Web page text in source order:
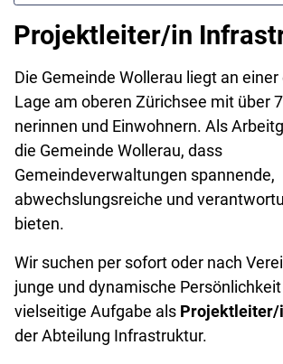
Projektleiter/in
Die Gemeinde Wollerau liegt an
Lage am oberen Zürichsee mit über
nerinnen und Einwohnern. Als
die Gemeinde Wollerau, dass
Gemeindeverwaltungen spannende,
abwechslungsreiche und
bieten.
Wir suchen per sofort oder nach
junge und dynamische
vielseitige Aufgabe als Projektleiter/
der Abteilung Infrastruktur.